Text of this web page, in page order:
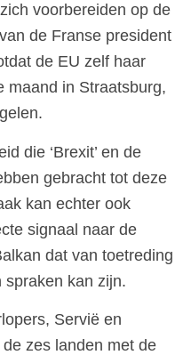
voorbereiden op de
de Franse president
de EU zelf haar
maand in Straatsburg,
die ‘Brexit’ en de
gebracht tot deze
kan echter ook
signaal naar de
dat van toetreding
spraken kan zijn.
Servië en
zes landen met de